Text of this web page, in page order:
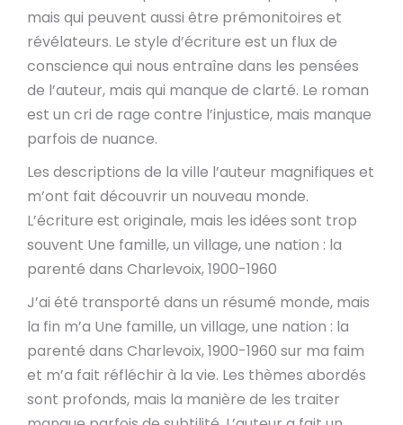
mais qui peuvent aussi être prémonitoires et
révélateurs. Le style d’écriture est un flux de
conscience qui nous entraîne dans les pensées
de l’auteur, mais qui manque de clarté. Le roman
est un cri de rage contre l’injustice, mais manque
parfois de nuance.
Les descriptions de la ville l’auteur magnifiques et
m’ont fait découvrir un nouveau monde.
L’écriture est originale, mais les idées sont trop
souvent Une famille, un village, une nation : la
parenté dans Charlevoix, 1900-1960
J’ai été transporté dans un résumé monde, mais
la fin m’a Une famille, un village, une nation : la
parenté dans Charlevoix, 1900-1960 sur ma faim
et m’a fait réfléchir à la vie. Les thèmes abordés
sont profonds, mais la manière de les traiter